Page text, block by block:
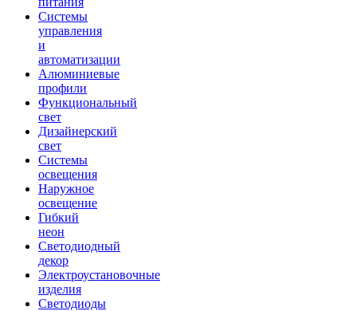
Системы
управления
и
автоматизации
Алюминиевые
профили
Функциональный
свет
Дизайнерский
свет
Системы
освещения
Наружное
освещение
Гибкий
неон
Светодиодный
декор
Электроустановочные
изделия
Светодиоды